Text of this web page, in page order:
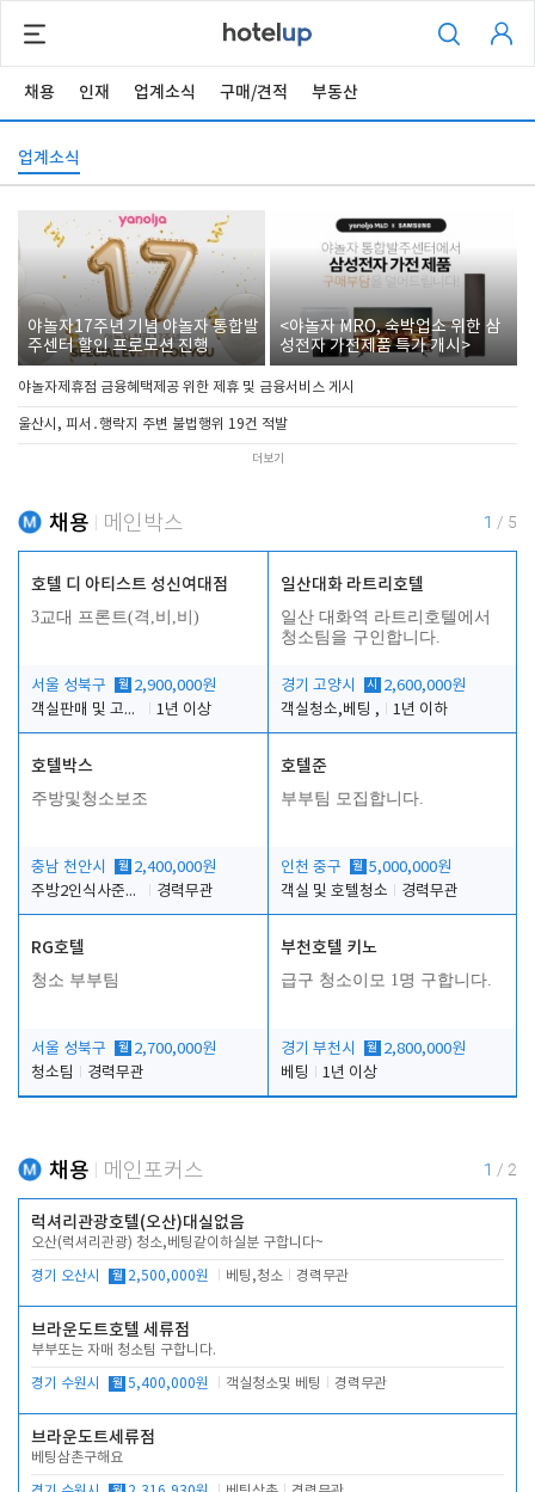
채용 인재 업계소식 구매/견적 부동산
업계소식
야놀자17주년 기념 야놀자 통합발
주센터 할인 프로모션 진행
<야놀자 MRO, 숙박업소 위한 삼
성전자 가전제품 특가 개시>
야놀자제휴점 금융혜택제공 위한 제휴 및 금융서비스 게시
울산시, 피서․행락지 주변 불법행위 19건 적발
더보기
채용 메인박스 1 / 5
호텔 디 아티스트 성신여대점
3교대 프론트(격,비,비)
서울 성북구 월 2,900,000원
객실판매 및 고객응대
1년 이상
일산대화 라트리호텔
일산 대화역 라트리호텔에서
청소팀을 구인합니다.
경기 고양시 시
2,600,000원
객실청소,베팅 ,
1년 이하
호텔박스
주방및청소보조
충남 천안시 월 2,400,000원
주방2인식사준비및청소린렌보조
경력무관
호텔준
부부팀 모집합니다.
인천 중구 월 5,000,000원
객실 및 호텔청소
경력무관
RG호텔
청소 부부팀
서울 성북구 월 2,700,000원
청소팀
경력무관
부천호텔 키노
급구 청소이모 1명 구합니다.
경기 부천시 월 2,800,000원
베팅
1년 이상
채용 메인포커스 1 / 2
럭셔리관광호텔(오산)대실없음
오산(럭셔리관광) 청소,베팅같이하실분 구합니다~
경기 오산시 월 2,500,000원 베팅,청소 경력무관
브라운도트호텔 세류점
부부또는 자매 청소팀 구합니다.
경기 수원시 월 5,400,000원 객실청소및 베팅 경력무관
브라운도트세류점
베팅삼촌구해요